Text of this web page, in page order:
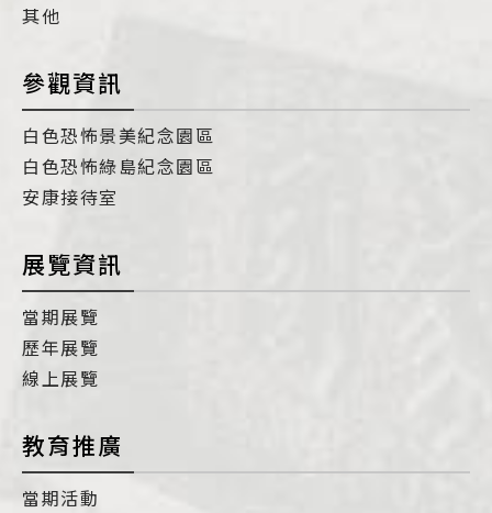
其他
參觀資訊
白色恐怖景美紀念園區
白色恐怖綠島紀念園區
安康接待室
展覽資訊
當期展覽
歷年展覽
線上展覽
教育推廣
當期活動